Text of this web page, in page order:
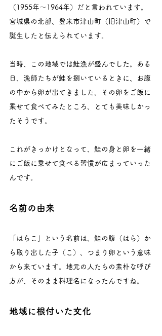
（1955年～1964年）だと言われています。
宮城県の北部、登米市津山町（旧津山町）で
誕生したと伝えられています。
当時、この地域では鮭漁が盛んでした。ある
日、漁師たちが鮭を捌いているときに、お腹
の中から卵が出てきました。その卵をご飯に
乗せて食べてみたところ、とても美味しかっ
たそうです。
これがきっかけとなって、鮭の身と卵を一緒
にご飯に乗せて食べる習慣が広まっていった
んです。
名前の由来
「はらこ」という名前は、鮭の腹（はら）か
ら取り出した子（こ）、つまり卵という意味
から来ています。地元の人たちの素朴な呼び
方が、そのまま料理名になったんですね。
地域に根付いた文化